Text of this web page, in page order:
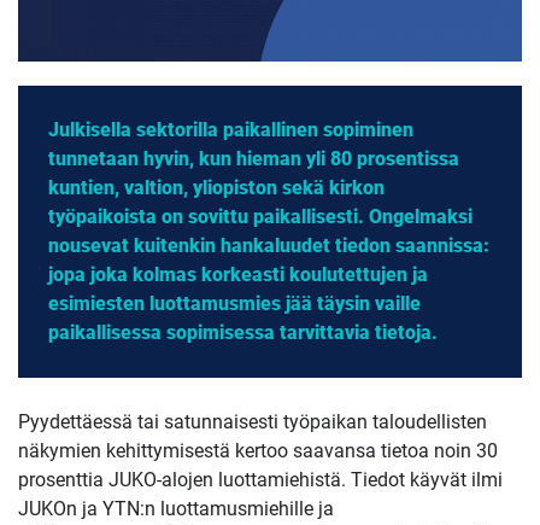
Julkisella sektorilla paikallinen sopiminen
tunnetaan hyvin, kun hieman yli 80 prosentissa
kuntien, valtion, yliopiston sekä kirkon
työpaikoista on sovittu paikallisesti. Ongelmaksi
nousevat kuitenkin hankaluudet tiedon saannissa:
jopa joka kolmas korkeasti koulutettujen ja
esimiesten luottamusmies jää täysin vaille
paikallisessa sopimisessa tarvittavia tietoja.
Pyydettäessä tai satunnaisesti työpaikan taloudellisten
näkymien kehittymisestä kertoo saavansa tietoa noin 30
prosenttia JUKO-alojen luottamiehistä. Tiedot käyvät ilmi
JUKOn ja YTN:n luottamusmiehille ja